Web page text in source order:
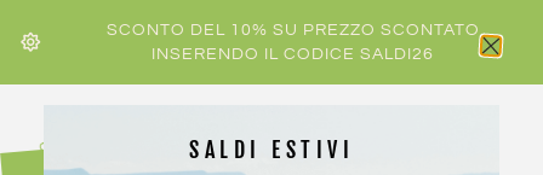
SCONTO DEL 10% SU PREZZO SCONTATO
INSERENDO IL CODICE SALDI26
SALDI ESTIVI